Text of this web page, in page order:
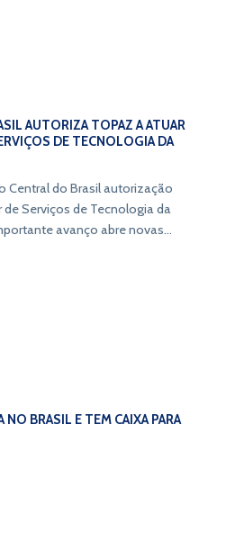
AUTORIZA TOPAZ A ATUAR
DE TECNOLOGIA DA
Central do Brasil autorização
Serviços de Tecnologia da
avanço abre novas
das mudanças e prepare-se
que estão por vir!
BRASIL E TEM CAIXA PARA